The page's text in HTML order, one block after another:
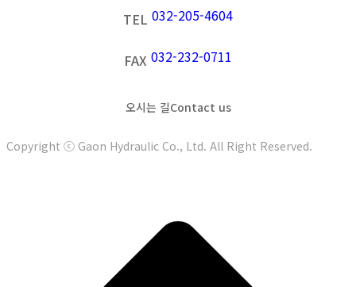
TEL 032-205-4604
FAX 032-232-0711
오시는 길Contact us
Copyright ⓒ Gaon Hydraulic Co., Ltd. All Right Reserved.